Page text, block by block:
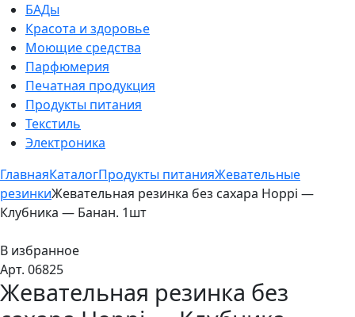
БАДы
Красота и здоровье
Моющие средства
Парфюмерия
Печатная продукция
Продукты питания
Текстиль
Электроника
ГлавнаяКаталогПродукты питанияЖевательные
резинкиЖевательная резинка без сахара Hoppi —
Клубника — Банан. 1шт
В избранное
Арт. 06825
Жевательная резинка без